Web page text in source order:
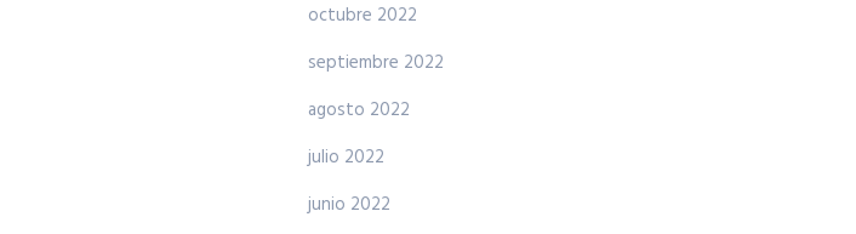
octubre 2022
septiembre 2022
agosto 2022
julio 2022
junio 2022